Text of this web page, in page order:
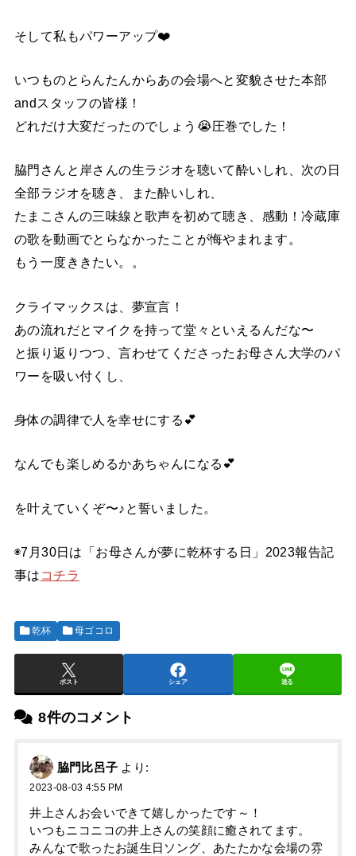
そして私もパワーアップ❤️
いつものとらんたんからあの会場へと変貌させた本部
andスタッフの皆様！
どれだけ大変だったのでしょう😭圧巻でした！
脇門さんと岸さんの生ラジオを聴いて酔いしれ、次の日
全部ラジオを聴き、また酔いしれ、
たまこさんの三味線と歌声を初めて聴き、感動！冷蔵庫
の歌を動画でとらなかったことが悔やまれます。
もう一度ききたい。。
クライマックスは、夢宣言！
あの流れだとマイクを持って堂々といえるんだな〜
と振り返りつつ、言わせてくださったお母さん大学のパ
ワーを吸い付くし、
身体の調律で人を幸せにする💕
なんでも楽しめるかあちゃんになる💕
を叶えていくぞ〜♪と誓いました。
◉7月30日は「お母さんが夢に乾杯する日」2023報告記
事は コチラ
乾杯 母ゴコロ
ポスト シェア 送る
8件のコメント
脇門比呂子 より:
2023-08-03 4:55 PM
井上さんお会いできて嬉しかったです～！
いつもニコニコの井上さんの笑顔に癒されてます。
みんなで歌ったお誕生日ソング、あたたかな会場の雰